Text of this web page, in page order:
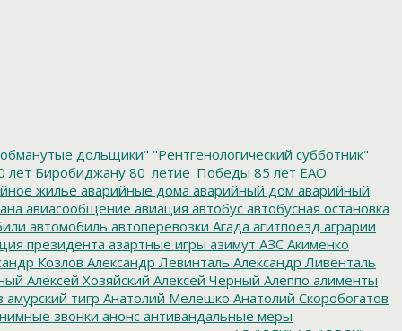
дольщики" "Рентгенологический субботник"
лет Биробиджану80_летие_Победы 85 лет ЕАО
жилье аварийные дома аварийный дом аварийный
авиасообщение авиация автобус автобусная остановка
автомобиль автоперевозки Агада агитпоезд аграрии
президента азартные игры азимут АЗС Акименко
Козлов Александр Левинталь Александр Ливенталь
Алексей Хозяйский Алексей Черный Алеппо алименты
амурский тигр Анатолий Мелешко Анатолий Скоробогатов
звонки анонс антивандальные меры